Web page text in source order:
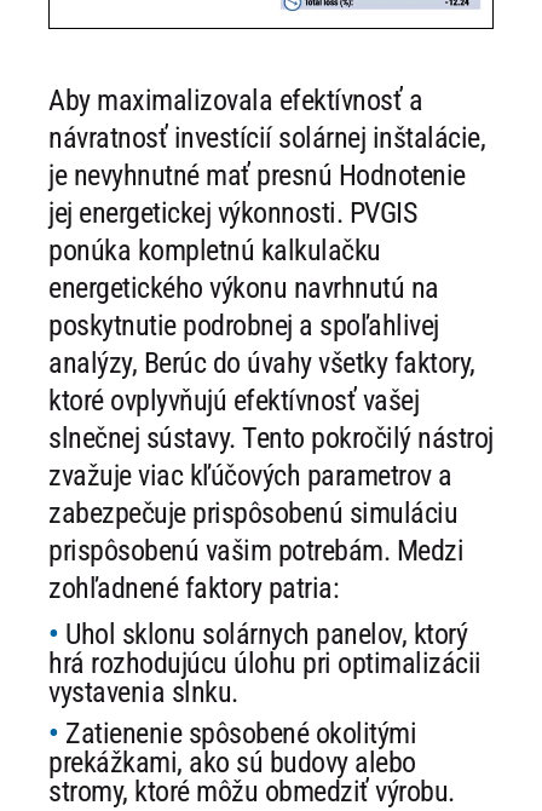
Aby maximalizovala efektívnosť a
návratnosť investícií solárnej inštalácie,
je nevyhnutné mať presnú Hodnotenie
jej energetickej výkonnosti. PVGIS
ponúka kompletnú kalkulačku
energetického výkonu navrhnutú na
poskytnutie podrobnej a spoľahlivej
analýzy, Berúc do úvahy všetky faktory,
ktoré ovplyvňujú efektívnosť vašej
slnečnej sústavy. Tento pokročilý nástroj
zvažuje viac kľúčových parametrov a
zabezpečuje prispôsobenú simuláciu
prispôsobenú vašim potrebám. Medzi
zohľadnené faktory patria:
Uhol sklonu solárnych panelov, ktorý
hrá rozhodujúcu úlohu pri optimalizácii
vystavenia slnku.
Zatienenie spôsobené okolitými
prekážkami, ako sú budovy alebo
stromy, ktoré môžu obmedziť výrobu.